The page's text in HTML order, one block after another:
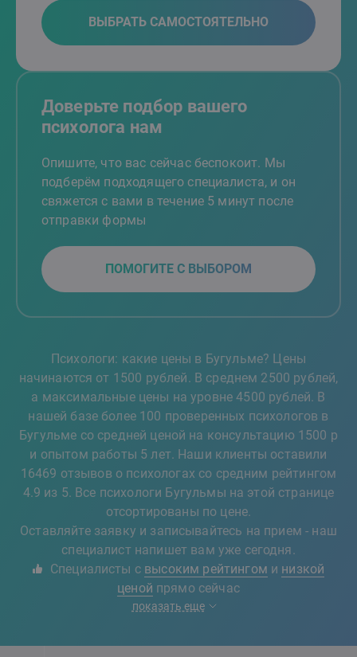
ВЫБРАТЬ САМОСТОЯТЕЛЬНО
Доверьте подбор вашего
психолога нам
Опишите, что вас сейчас беспокоит. Мы
подберём подходящего специалиста, и он
свяжется с вами в течение 5 минут после
отправки формы
ПОМОГИТЕ С ВЫБОРОМ
Психологи: какие цены в Бугульме? Цены
начинаются от 1500 рублей. В среднем 2500 рублей,
а максимальные цены на уровне 4500 рублей. В
нашей базе более 100 проверенных психологов в
Бугульме со средней ценой на консультацию 1500 р
и опытом работы 5 лет. Наши клиенты оставили
16469 отзывов о психологах со средним рейтингом
4.9 из 5. Все психологи Бугульмы на этой странице
отсортированы по цене.
Оставляйте заявку и записывайтесь на прием - наш
специалист напишет вам уже сегодня.
Специалисты с высоким рейтингом и низкой
ценой прямо сейчас
показать еще